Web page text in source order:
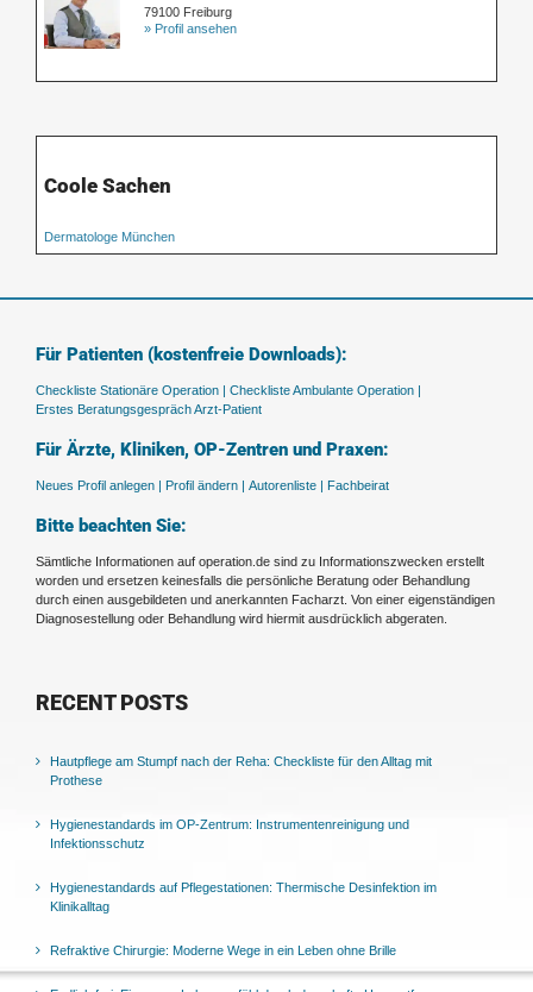
79100 Freiburg
» Profil ansehen
Coole Sachen
Dermatologe München
Für Patienten (kostenfreie Downloads):
Checkliste Stationäre Operation |
Checkliste Ambulante Operation |
Erstes Beratungsgespräch Arzt-Patient
Für Ärzte, Kliniken, OP-Zentren und Praxen:
Neues Profil anlegen | Profil ändern | Autorenliste | Fachbeirat
Bitte beachten Sie:
Sämtliche Informationen auf operation.de sind zu Informationszwecken erstellt
worden und ersetzen keinesfalls die persönliche Beratung oder Behandlung
durch einen ausgebildeten und anerkannten Facharzt. Von einer eigenständigen
Diagnosestellung oder Behandlung wird hiermit ausdrücklich abgeraten.
RECENT POSTS
Hautpflege am Stumpf nach der Reha: Checkliste für den Alltag mit
Prothese
Hygienestandards im OP-Zentrum: Instrumentenreinigung und
Infektionsschutz
Hygienestandards auf Pflegestationen: Thermische Desinfektion im
Klinikalltag
Refraktive Chirurgie: Moderne Wege in ein Leben ohne Brille